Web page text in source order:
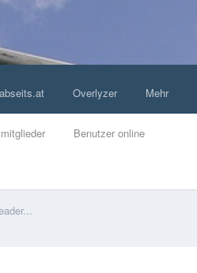
Benutzer online
abseits.at Overlyzer Mehr